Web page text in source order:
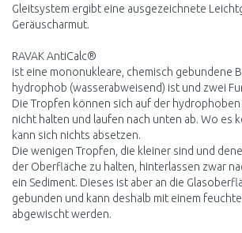
Gleitsystem ergibt eine ausgezeichnete
Geräuscharmut.
RAVAK AntiCalc®
ist eine mononukleare, chemisch gebundene
hydrophob (wasserabweisend) ist und zwei
Die Tropfen können sich auf der
nicht halten und laufen nach unten ab. Wo es
kann sich nichts absetzen.
Die wenigen Tropfen, die kleiner sind und
der Oberfläche zu halten, hinterlassen zwar
ein Sediment. Dieses ist aber an die
gebunden und kann deshalb mit einem
abgewischt werden.